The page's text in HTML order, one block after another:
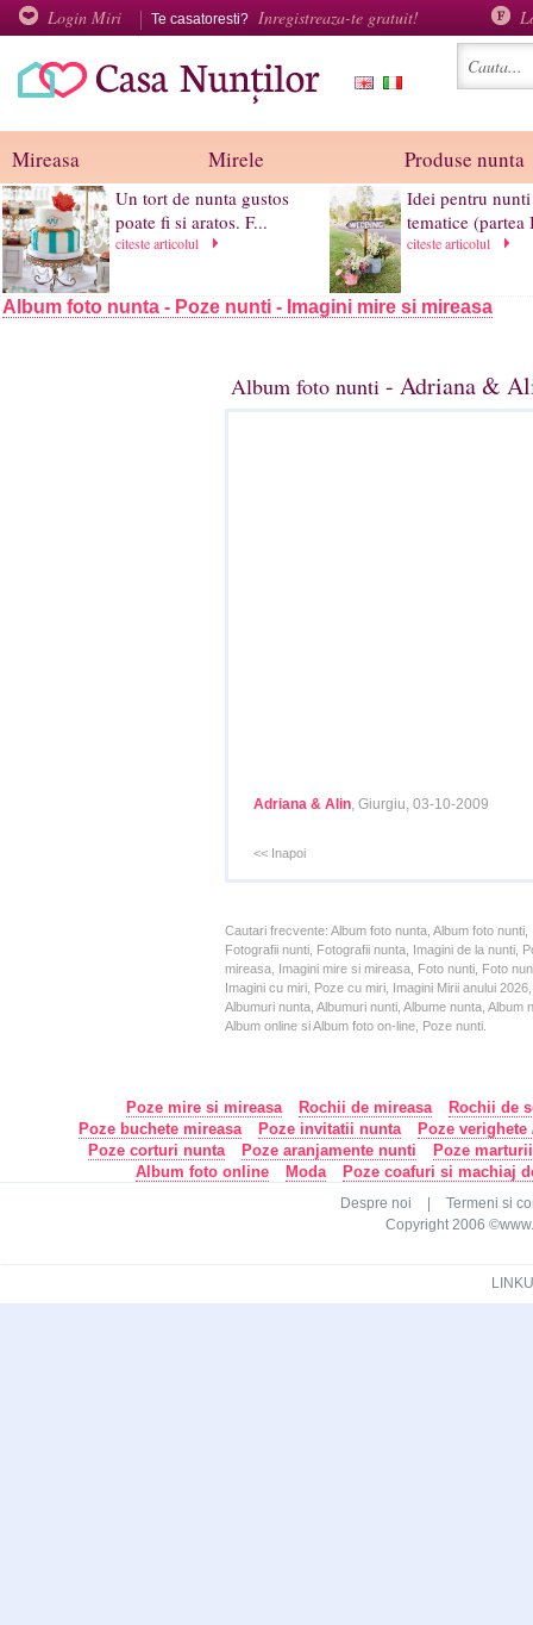
Login Miri Te casatoresti? Inregistreaza-te gratuit!
Mireasa Mirele Produse nunta
Un tort de nunta gustos
poate fi si aratos. F...
citeste articolul
Idei pentru nunti
tematice (partea
citeste articolul
Album foto nunta - Poze nunti - Imagini mire si mireasa
Album foto nunti - Adriana &
Adriana & Alin, Giurgiu, 03-10-2009
<< Inapoi
Cautari frecvente: Album foto nunta, Album foto
Fotografii nunti, Fotografii nunta, Imagini de la nunti,
mireasa, Imagini mire si mireasa, Foto nunti, Foto
Imagini cu miri, Poze cu miri, Imagini Mirii anului
Albumuri nunta, Albumuri nunti, Albume nunta,
Album online si Album foto on-line, Poze nunti.
Poze mire si mireasa Rochii de mireasa
Rochii de
Poze buchete mireasa
Poze invitatii nunta
Poze
Poze corturi nunta
Poze aranjamente nunti
Poze
Album foto online
Moda Poze coafuri si machiaj
Despre noi
Termeni si
Copyright 2006